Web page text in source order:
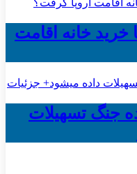
خرید خانه اقامت
جنگ تسهیلات